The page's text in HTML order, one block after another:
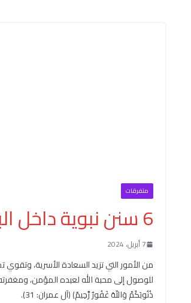
متفرقات
6 سنن نبوية داخل البيت.. حافظ عليها
7 أبريل، 2024
من الأمور التي تزيد السعادة الأسرية، وتقوي
للوصول إلى محبة الله لعبده المؤمن،
ذُنُوبَكُمْ وَاللّهُ غَفُورٌ رَّحِيمٌ) (آل عمران: 31).